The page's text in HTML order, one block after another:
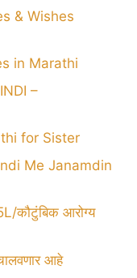
& Wishes
in Marathi
–
for Sister
Me Janamdin
5L/कौटुंबिक आरोग्य
आहे